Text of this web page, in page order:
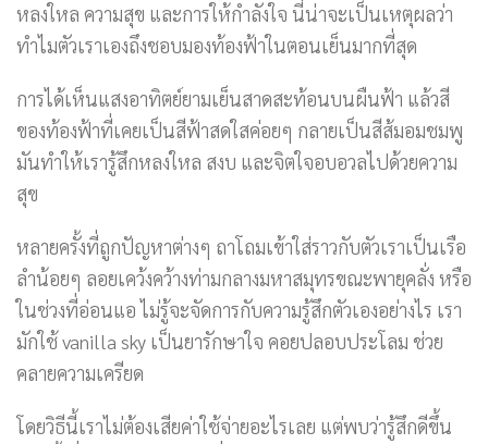
หลงใหล ความสุข และการให้กำลังใจ นี่น่าจะเป็นเหตุผลว่า
ทำไมตัวเราเองถึงชอบมองท้องฟ้าในตอนเย็นมากที่สุด
การได้เห็นแสงอาทิตย์ยามเย็นสาดสะท้อนบนผืนฟ้า แล้วสี
ของท้องฟ้าที่เคยเป็นสีฟ้าสดใสค่อยๆ กลายเป็นสีส้มอมชมพู
มันทำให้เรารู้สึกหลงใหล สงบ และจิตใจอบอวลไปด้วยความ
สุข
หลายครั้งที่ถูกปัญหาต่างๆ ถาโถมเข้าใส่ราวกับตัวเราเป็นเรือ
ลำน้อยๆ ลอยเคว้งคว้างท่ามกลางมหาสมุทรขณะพายุคลั่ง หรือ
ในช่วงที่อ่อนแอ ไม่รู้จะจัดการกับความรู้สึกตัวเองอย่างไร เรา
มักใช้ vanilla sky เป็นยารักษาใจ คอยปลอบประโลม ช่วย
คลายความเครียด
โดยวิธีนี้เราไม่ต้องเสียค่าใช้จ่ายอะไรเลย แต่พบว่ารู้สึกดีขึ้น